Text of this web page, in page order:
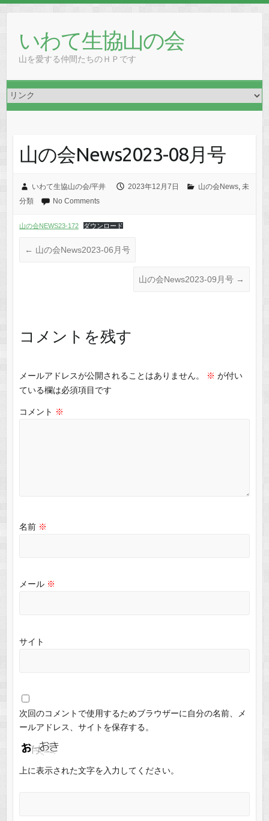
contentいわて生協山の会
山を愛する仲間たちのＨＰです
山の会News2023-08月号
いわて生協山の会/平井 2023年12月7日 山の会News, 未
分類
No Comments
山の会NEWS23-172 ダウンロード
← 山の会News2023-06月号
山の会News2023-09月号 →
コメントを残す
メールアドレスが公開されることはありません。 ※ が付い
ている欄は必須項目です
コメント ※
名前 ※
メール ※
サイト
次回のコメントで使用するためブラウザーに自分の名前、メ
ールアドレス、サイトを保存する。
上に表示された文字を入力してください。